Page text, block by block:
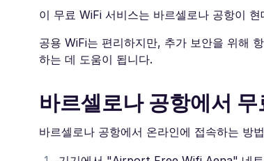
이 무료 WiFi 서비스는 바르셀로나 공항이
공용 WiFi는 편리하지만, 추가 보안을 위해
하는 데 도움이 됩니다.
바르셀로나 공항에서
바르셀로나 공항에서 온라인에 접속하는 방